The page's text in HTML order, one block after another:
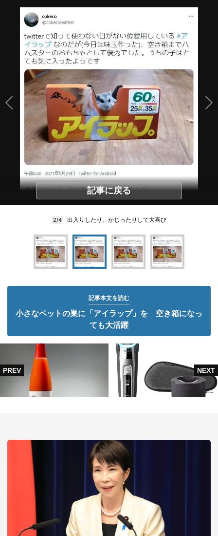
記事に戻る
2/4 出入りしたり、かじったりして大喜び
記事本文を読む
小さなペットの巣に「アイラップ」を 空き箱になっ
ても大活躍